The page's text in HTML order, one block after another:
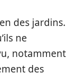
des jardins.
ne
notamment
des